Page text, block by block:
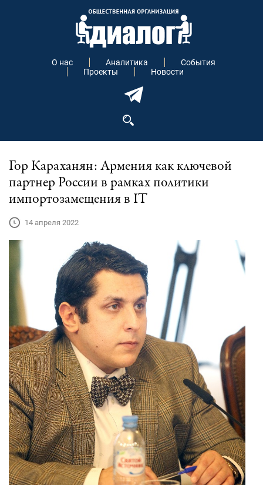
О нас Аналитика
События
Проекты
Новости
Гор Караханян: Армения как ключевой
партнер России в рамках политики
импортозамещения в IT
14 апреля 2022